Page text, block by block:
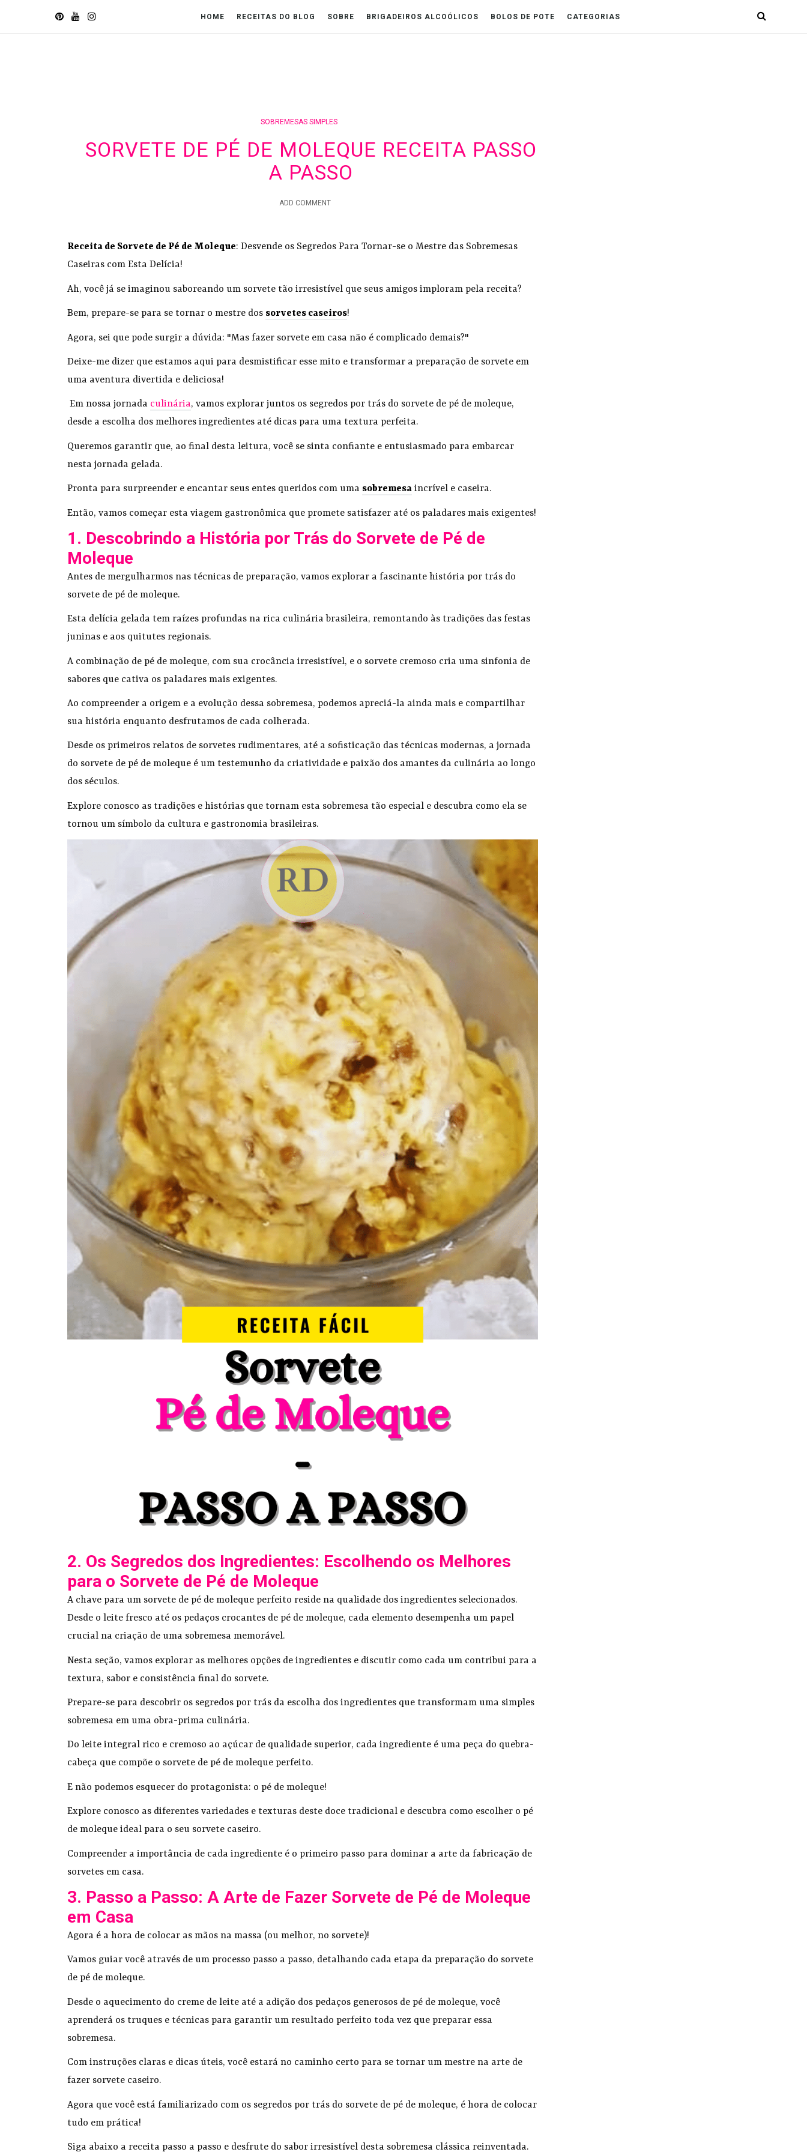
HOME RECEITAS DO BLOG SOBRE BRIGADEIROS ALCOÓLICOS BOLOS DE POTE CATEGORIAS
SOBREMESAS SIMPLES
SORVETE DE PÉ DE MOLEQUE RECEITA PASSO
A PASSO
ADD COMMENT
Receita de Sorvete de Pé de Moleque: Desvende os Segredos Para Tornar-se o Mestre das Sobremesas
Caseiras com Esta Delícia!
Ah, você já se imaginou saboreando um sorvete tão irresistível que seus amigos imploram pela receita?
Bem, prepare-se para se tornar o mestre dos sorvetes caseiros!
Agora, sei que pode surgir a dúvida: "Mas fazer sorvete em casa não é complicado demais?"
Deixe-me dizer que estamos aqui para desmistificar esse mito e transformar a preparação de sorvete em
uma aventura divertida e deliciosa!
Em nossa jornada culinária, vamos explorar juntos os segredos por trás do sorvete de pé de moleque,
desde a escolha dos melhores ingredientes até dicas para uma textura perfeita.
Queremos garantir que, ao final desta leitura, você se sinta confiante e entusiasmado para embarcar
nesta jornada gelada.
Pronta para surpreender e encantar seus entes queridos com uma sobremesa incrível e caseira.
Então, vamos começar esta viagem gastronômica que promete satisfazer até os paladares mais exigentes!
1. Descobrindo a História por Trás do Sorvete de Pé de
Moleque
Antes de mergulharmos nas técnicas de preparação, vamos explorar a fascinante história por trás do
sorvete de pé de moleque.
Esta delícia gelada tem raízes profundas na rica culinária brasileira, remontando às tradições das festas
juninas e aos quitutes regionais.
A combinação de pé de moleque, com sua crocância irresistível, e o sorvete cremoso cria uma sinfonia de
sabores que cativa os paladares mais exigentes.
Ao compreender a origem e a evolução dessa sobremesa, podemos apreciá-la ainda mais e compartilhar
sua história enquanto desfrutamos de cada colherada.
Desde os primeiros relatos de sorvetes rudimentares, até a sofisticação das técnicas modernas, a jornada
do sorvete de pé de moleque é um testemunho da criatividade e paixão dos amantes da culinária ao longo
dos séculos.
Explore conosco as tradições e histórias que tornam esta sobremesa tão especial e descubra como ela se
tornou um símbolo da cultura e gastronomia brasileiras.
2. Os Segredos dos Ingredientes: Escolhendo os Melhores
para o Sorvete de Pé de Moleque
A chave para um sorvete de pé de moleque perfeito reside na qualidade dos ingredientes selecionados.
Desde o leite fresco até os pedaços crocantes de pé de moleque, cada elemento desempenha um papel
crucial na criação de uma sobremesa memorável.
Nesta seção, vamos explorar as melhores opções de ingredientes e discutir como cada um contribui para a
textura, sabor e consistência final do sorvete.
Prepare-se para descobrir os segredos por trás da escolha dos ingredientes que transformam uma simples
sobremesa em uma obra-prima culinária.
Do leite integral rico e cremoso ao açúcar de qualidade superior, cada ingrediente é uma peça do quebra-
cabeça que compõe o sorvete de pé de moleque perfeito.
E não podemos esquecer do protagonista: o pé de moleque!
Explore conosco as diferentes variedades e texturas deste doce tradicional e descubra como escolher o pé
de moleque ideal para o seu sorvete caseiro.
Compreender a importância de cada ingrediente é o primeiro passo para dominar a arte da fabricação de
sorvetes em casa.
3. Passo a Passo: A Arte de Fazer Sorvete de Pé de Moleque
em Casa
Agora é a hora de colocar as mãos na massa (ou melhor, no sorvete)!
Vamos guiar você através de um processo passo a passo, detalhando cada etapa da preparação do sorvete
de pé de moleque.
Desde o aquecimento do creme de leite até a adição dos pedaços generosos de pé de moleque, você
aprenderá os truques e técnicas para garantir um resultado perfeito toda vez que preparar essa
sobremesa.
Com instruções claras e dicas úteis, você estará no caminho certo para se tornar um mestre na arte de
fazer sorvete caseiro.
Agora que você está familiarizado com os segredos por trás do sorvete de pé de moleque, é hora de colocar
tudo em prática!
Siga abaixo a receita passo a passo e desfrute do sabor irresistível desta sobremesa clássica reinventada.